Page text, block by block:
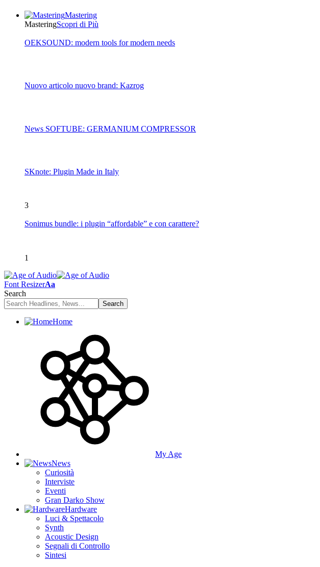
Mastering
MasteringScopri di Più
OEKSOUND: modern tools for modern needs
Nuovo articolo nuovo brand: Kazrog
News SOFTUBE: GERMANIUM COMPRESSOR
SKnote: Plugin Made in Italy
3
Sonimus bundle: i plugin “affordable” e con carattere?
1
Font ResizerAa
Search
Home
My Age
News
Curiosità
Interviste
Eventi
Gran Darko Show
Hardware
Luci & Spettacolo
Synth
Acoustic Design
Segnali di Controllo
Sintesi